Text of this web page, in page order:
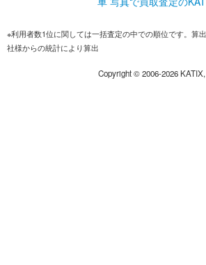
※利用者数1位に関しては一括査定の中での順位です。算
社様からの統計により算出
Copyright ©2006-2026